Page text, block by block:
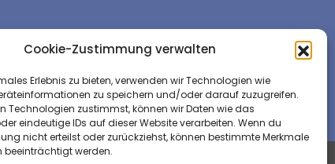
Cookie-Zustimmung verwalten
Erlebnis zu bieten, verwenden wir Technologien wie
zu speichern und/oder darauf zuzugreifen.
Technologien zustimmst, können wir Daten wie das
eindeutige IDs auf dieser Website verarbeiten. Wenn du
nicht erteilst oder zurückziehst, können bestimmte Merkmale
beeinträchtigt werden.
Folge uns auf ...
Datenschutz AGB